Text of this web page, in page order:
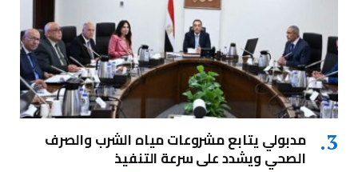
مدبولي يتابع مشروعات مياه الشرب والصرف
الصحي ويشدد على سرعة التنفيذ